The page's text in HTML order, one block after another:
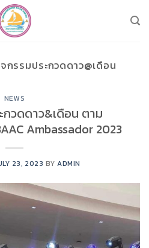
กรรมประกวดดาว@เดือน
NEWS
กวดดาว&เดือน ตาม
Ambassador 2023
23, 2023 BY ADMIN